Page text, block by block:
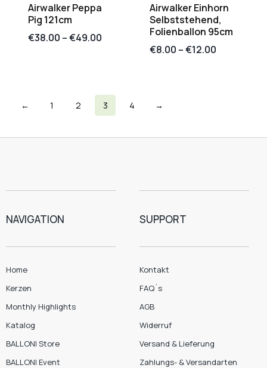
Airwalker Peppa
Pig 121cm
€38.00 –€49.00
Airwalker Einhorn
Selbststehend,
Folienballon 95cm
€8.00 –€12.00
← 1 2 3 4 →
NAVIGATION
Home
Kerzen
Monthly Highlights
Katalog
BALLONI Store
BALLONI Event
SUPPORT
Kontakt
FAQ´s
AGB
Widerruf
Versand & Lieferung
Zahlungs- & Versandarten